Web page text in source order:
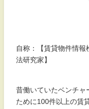
自称：【賃貸物件情
法研究家】
昔働いていたベンチャ
ために100件以上の賃